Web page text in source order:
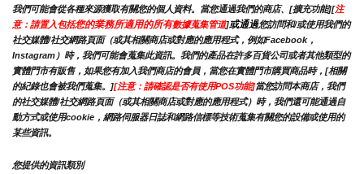
我們可能會從各種來源獲取有關您的個人資料。當您通過我們的商店、[擴充功能][注
意：請置入包括您的業務所適用的所有數據蒐集管道]或通過您訪問和/或使用我們的
社交媒體/社交網路頁面（或其相關商店或對應的應用程式，例如Facebook，
Instagram）時，我們可能會蒐集此資訊。我們的產品在許多百貨公司或者其他類型的
實體門市有販售，如果您有加入我們商店的會員，當您在實體門市購買商品時，[相關
的紀錄也會被我們蒐集。][注意：請確認是否有使用POS功能]當您訪問本商店，我們
的社交媒體/社交網路頁面（或其相關商店或對應的應用程式）時，我們還可能通過自
動方式或使用cookie，網路伺服器日誌和網路信標等技術蒐集有關您的設備或使用的
某些資訊。
您提供的資訊類別